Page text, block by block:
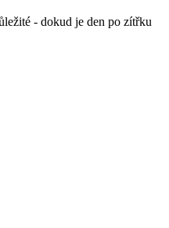
- dokud je den po zítřku